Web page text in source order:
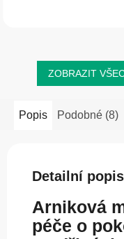
ZOBRAZIT
Popis Podobné (8)
Detailní
Arniková
péče o